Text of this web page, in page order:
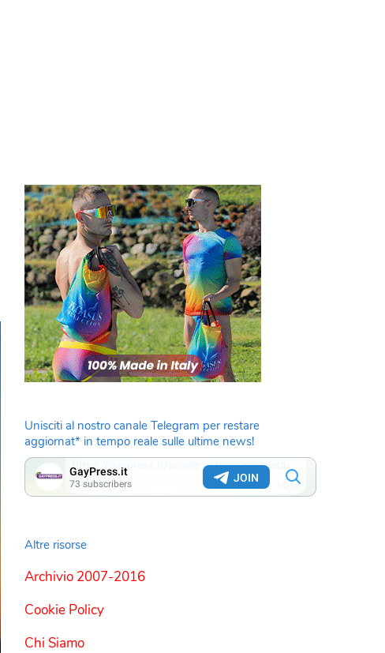
Unisciti al nostro canale Telegram per restare
aggiornat* in tempo reale sulle ultime news!
Altre risorse
Archivio 2007-2016
Cookie Policy
Chi Siamo